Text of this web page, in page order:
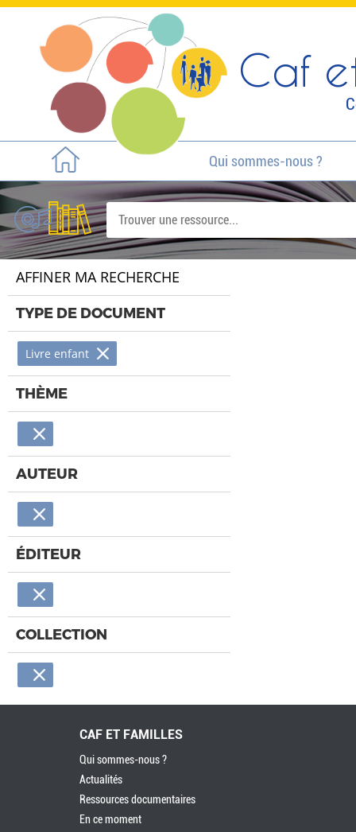
Caf
Qui sommes-nous ?
AFFINER MA RECHERCHE
TYPE DE DOCUMENT
Livre enfant
THÈME
AUTEUR
ÉDITEUR
COLLECTION
CAF ET FAMILLES
Qui sommes-nous ?
Actualités
Ressources documentaires
En ce moment